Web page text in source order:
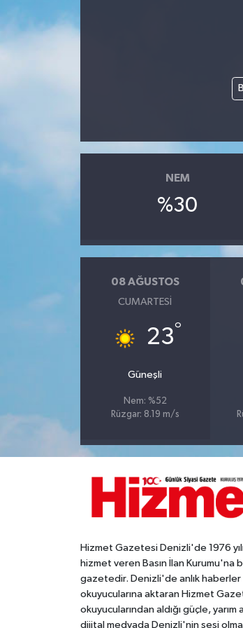
NEM
%30
08 AĞUSTOS
CUMARTESI
23°
Güneşli
Nem: %52
Rüzgar: 8.19 m/s
Hizmet Gazetesi Denizli'de 1976
hizmet veren Basın İlan Kurumu'na
gazetedir. Denizli'de anlık
okuyucularına aktaran Hizmet
okuyucularından aldığı güçle, yarım
dijital medyada Denizli'nin sesi
ÖZEL HABER